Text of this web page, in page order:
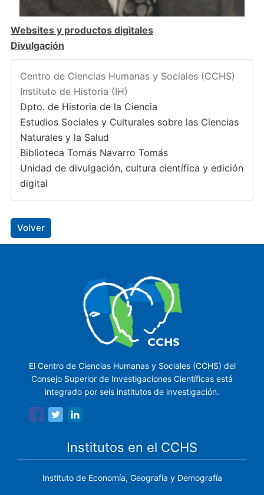
Websites y productos digitales
Divulgación
Centro de Ciencias Humanas y Sociales (CCHS)
Instituto de Historia (IH)
Dpto. de Historia de la Ciencia
Estudios Sociales y Culturales sobre las Ciencias
Naturales y la Salud
Biblioteca Tomás Navarro Tomás
Unidad de divulgación, cultura científica y edición
digital
Volver
El Centro de Ciencias Humanas y Sociales (CCHS) del
Consejo Superior de Investigaciones Científicas está
integrado por seis institutos de investigación.
Institutos en el CCHS
Instituto de Economía, Geografía y Demografía